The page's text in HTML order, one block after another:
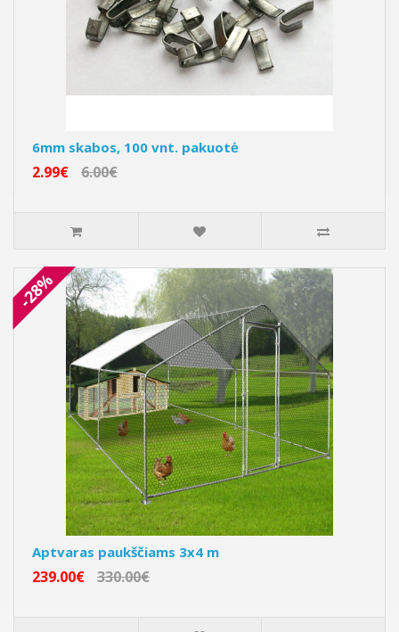
6mm skabos, 100 vnt. pakuotė
2.99€ 6.00€
-28%
Aptvaras paukščiams 3x4 m
239.00€ 330.00€